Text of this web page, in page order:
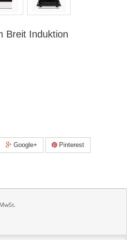
Breit Induktion
Google+ Pinterest